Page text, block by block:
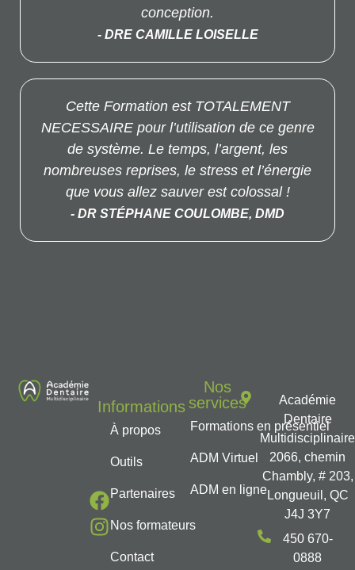
conception.
- DRE CAMILLE LOISELLE
Cette Formation est TOTALEMENT
NECESSAIRE pour l’utilisation de ce genre
de système. Le temps, l’argent, les
nombreuses reprises, le stress et l’énergie
que vous allez sauver est colossal !
- DR STÉPHANE COULOMBE, DMD
Informations
À propos
Outils
Partenaires
Nos formateurs
Contact
Nos
services
Formations en présentiel
ADM Virtuel
ADM en ligne
Académie
Dentaire
Multidisciplinaire
2066, chemin
Chambly, # 203,
Longueuil, QC
J4J 3Y7
450 670-
0888